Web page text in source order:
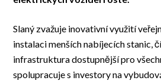
Slaný zvažuje inovativní využití
instalaci menších nabíjecích stanic,
infrastruktura dostupnější pro
spolupracuje s investory na